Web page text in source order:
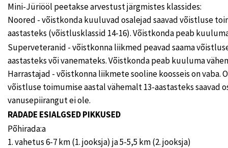
Mini-Jüriööl peetakse arvestust järgmistes klassides:
Noored - võistkonda kuuluvad osalejad saavad võistluse
aastasteks (võistlusklassid 14-16). Võistkonda peab
Superveteranid - võistkonna liikmed peavad saama
aastasteks või vanemateks. Võistkonda peab kuuluma
Harrastajad - võistkonna liikmete sooline koosseis on vaba.
võistluse toimumise aastal vähemalt 13-aastasteks saavad
vanusepiirangut ei ole.
RADADE ESIALGSED PIKKUSED
Põhirada:a
1. vahetus 6-7 km (1. jooksja) ja 5-5,5 km (2. jooksja)